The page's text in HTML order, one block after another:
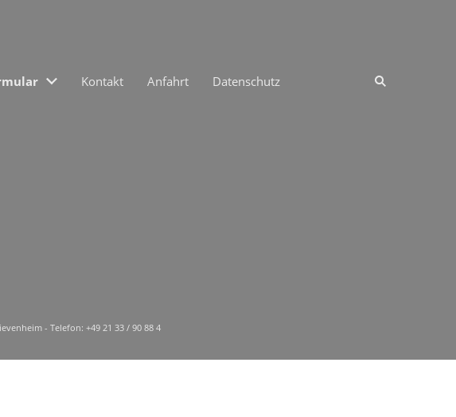
Kontakt Anfahrt Datenschutz
- Telefon: +49 21 33 / 90 88 4